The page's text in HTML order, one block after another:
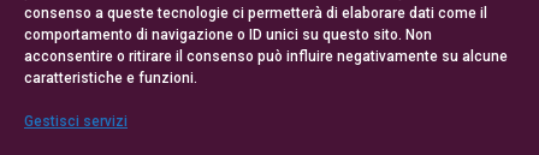
consenso a queste tecnologie ci permetterà di elaborare dati come il
comportamento di navigazione o ID unici su questo sito. Non
acconsentire o ritirare il consenso può influire negativamente su alcune
caratteristiche e funzioni.
Gestisci servizi